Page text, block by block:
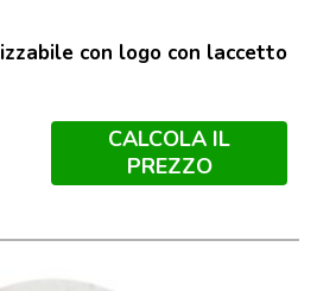
con logo con laccetto
CALCOLA IL
PREZZO